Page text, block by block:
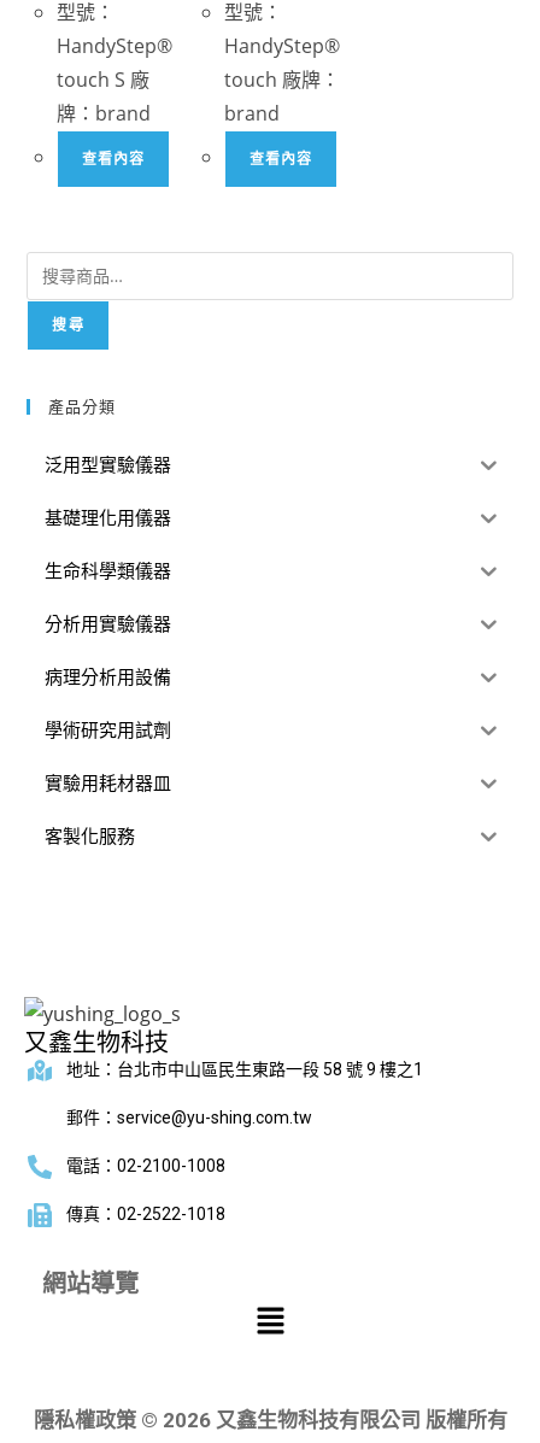
型號：
HandyStep®
touch S 廠
牌：brand
查看內容
型號：
HandyStep®
touch 廠牌：
brand
查看內容
搜尋
產品分類
泛用型實驗儀器
基礎理化用儀器
生命科學類儀器
分析用實驗儀器
病理分析用設備
學術研究用試劑
實驗用耗材器皿
客製化服務
又鑫生物科技
地址：台北市中山區民生東路一段 58 號 9 樓之1
郵件：service@yu-shing.com.tw
電話：02-2100-1008
傳真：02-2522-1018
網站導覽
隱私權政策 © 2026 又鑫生物科技有限公司 版權所有